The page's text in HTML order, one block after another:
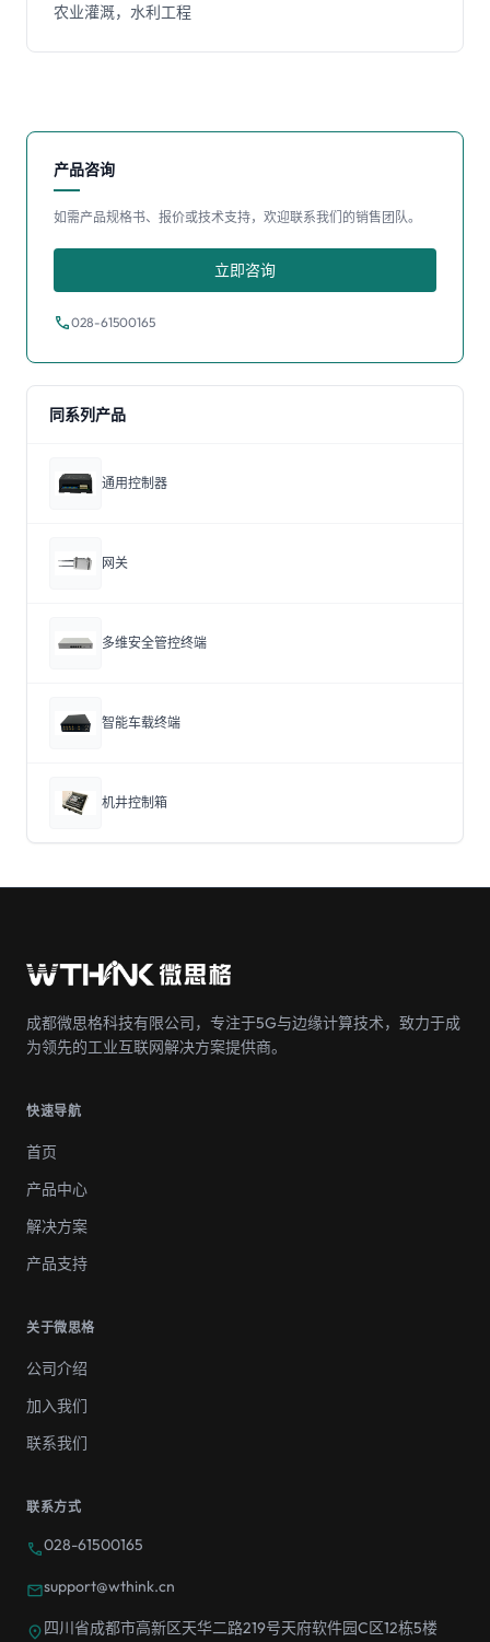
农业灌溉，水利工程
产品咨询
如需产品规格书、报价或技术支持，欢迎联系我们的销售团队。
立即咨询
call028-61500165
同系列产品
通用控制器
网关
多维安全管控终端
智能车载终端
机井控制箱
成都微思格科技有限公司，专注于5G与边缘计算技术，致力于成
为领先的工业互联网解决方案提供商。
快速导航
首页
产品中心
解决方案
产品支持
关于微思格
公司介绍
加入我们
联系我们
联系方式
call028-61500165
mailsupport@wthink.cn
location_on四川省成都市高新区天华二路219号天府软件园C区12栋5楼